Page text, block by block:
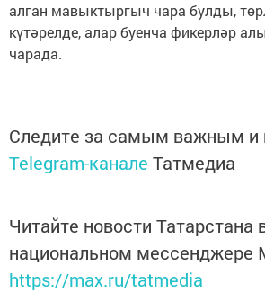
алган мавыктыргыч чара булды,
күтәрелде, алар буенча фикерләр
чарада.
Следите за самым важным и
Telegram-канале Татмедиа
Читайте новости Татарстана
национальном мессенджере
https://max.ru/tatmedia